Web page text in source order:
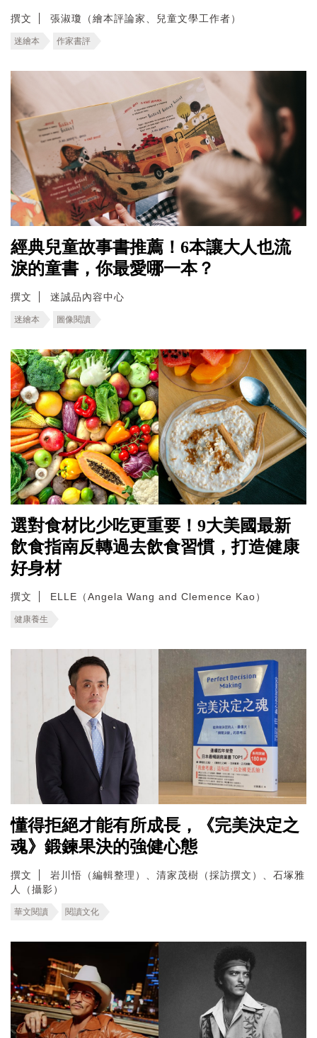
撰文 張淑瓊（繪本評論家、兒童文學工作者）
迷繪本 作家書評
經典兒童故事書推薦！6本讓大人也流
淚的童書，你最愛哪一本？
撰文 迷誠品內容中心
迷繪本 圖像閱讀
選對食材比少吃更重要！9大美國最新
飲食指南反轉過去飲食習慣，打造健康
好身材
撰文 ELLE（Angela Wang and Clemence Kao）
健康養生
懂得拒絕才能有所成長，《完美決定之
魂》鍛鍊果決的強健心態
撰文
岩川悟（編輯整理）、清家茂樹（採訪撰文）、石塚雅
人（攝影）
華文閱讀 閱讀文化